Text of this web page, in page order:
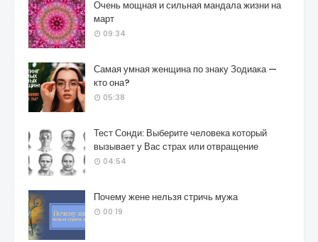
Очень мощная и сильная мандала жизни на
март
09:34
Самая умная женщина по знаку Зодиака —
кто она?
05:38
Тест Сонди: Выберите человека который
вызывает у Вас страх или отвращение
04:54
Почему жене нельзя стричь мужа
00:19